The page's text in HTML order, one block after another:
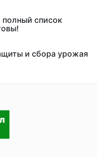
список
и сбора урожая